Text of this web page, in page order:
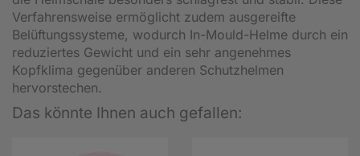
Verfahrensweise ermöglicht zudem ausgereifte
Belüftungssysteme, wodurch In-Mould-Helme durch ein
reduziertes Gewicht und ein sehr angenehmes
Kopfklima gegenüber anderen Schutzhelmen
hervorstechen.
Das könnte Ihnen auch gefallen: